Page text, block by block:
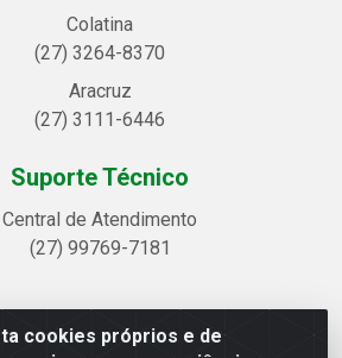
cookies próprios e de
Colatina
(27) 3264-8370
Aracruz
(27) 3111-6446
Suporte Técnico
Central de Atendimento
(27) 99769-7181
LTDA - Avenida Alegre, 2521 -